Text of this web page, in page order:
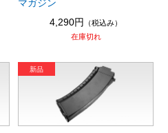
マガジン
4,290円
（税込み）
在庫切れ